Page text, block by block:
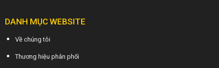
DANH MỤC WEBSITE
Về chúng tôi
Thương hiệu phân phối